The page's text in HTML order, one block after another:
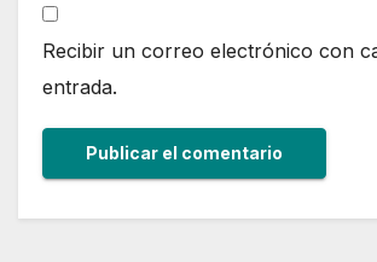
Recibir un correo electrónico con
entrada.